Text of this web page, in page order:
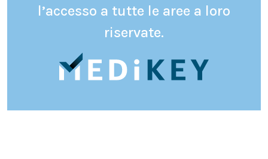
l’accesso a tutte le aree a loro
riservate.